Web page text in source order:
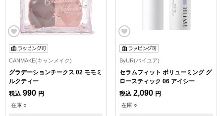
CANMAKE(キャンメイク)
グラデーションチークス 02 モモミ
ルクティー
税込 990 円
在庫 ○
ByUR(バイユア)
セラムフィット ボリューミング グ
ロースティック 06 アイシー
税込 2,090 円
在庫 ○